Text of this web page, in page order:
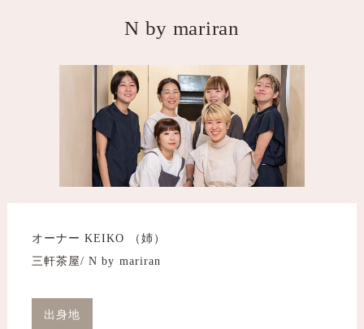
N by mariran
オーナー KEIKO （姉）
三軒茶屋/ N by mariran
出身地